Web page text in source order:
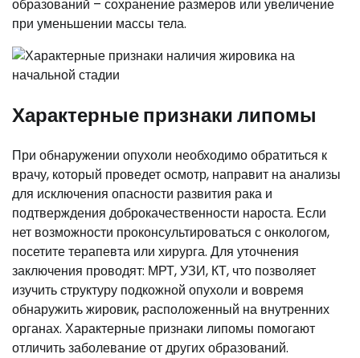
образований – сохранение размеров или увеличение
при уменьшении массы тела.
Характерные признаки липомы
При обнаружении опухоли необходимо обратиться к
врачу, который проведет осмотр, направит на анализы
для исключения опасности развития рака и
подтверждения доброкачественности нароста. Если
нет возможности проконсультироваться с онкологом,
посетите терапевта или хирурга. Для уточнения
заключения проводят: МРТ, УЗИ, КТ, что позволяет
изучить структуру подкожной опухоли и вовремя
обнаружить жировик, расположенный на внутренних
органах. Характерные признаки липомы помогают
отличить заболевание от других образований.